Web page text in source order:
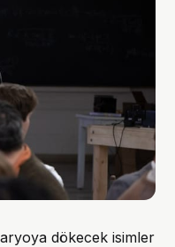
dökecek isimler